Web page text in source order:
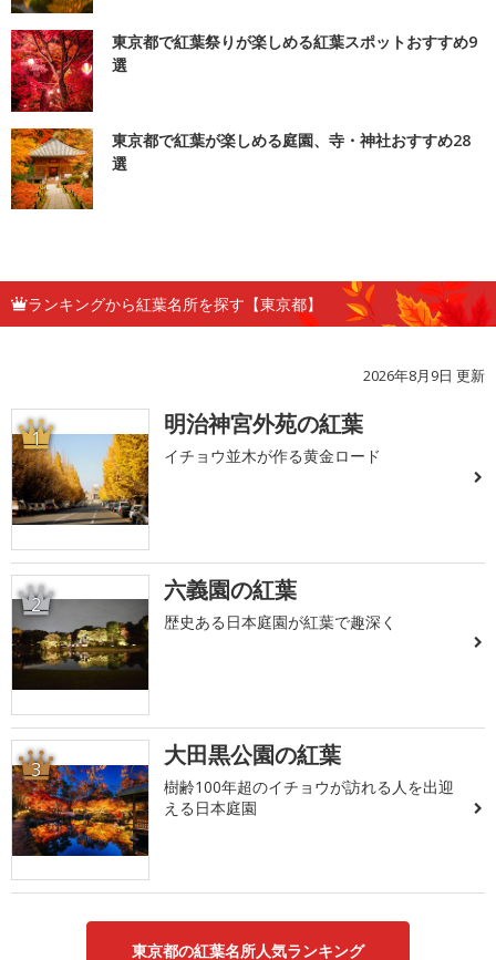
東京都で紅葉祭りが楽しめる紅葉スポットおすすめ9
選
東京都で紅葉が楽しめる庭園、寺・神社おすすめ28
選
ランキングから紅葉名所を探す【東京都】
2026年8月9日 更新
1 明治神宮外苑の紅葉
イチョウ並木が作る黄金ロード
2 六義園の紅葉
歴史ある日本庭園が紅葉で趣深く
3 大田黒公園の紅葉
樹齢100年超のイチョウが訪れる人を出迎
える日本庭園
東京都の紅葉名所人気ランキング